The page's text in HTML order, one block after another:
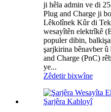
ji hêla admin ve di
Plug and Charge ji
Lêkolînek Kûr di
wesayîtên elektrîkê
populer dibin,
şarjkirina bênavber
and Charge (PnC)
ye...
Zêdetir bixwîne